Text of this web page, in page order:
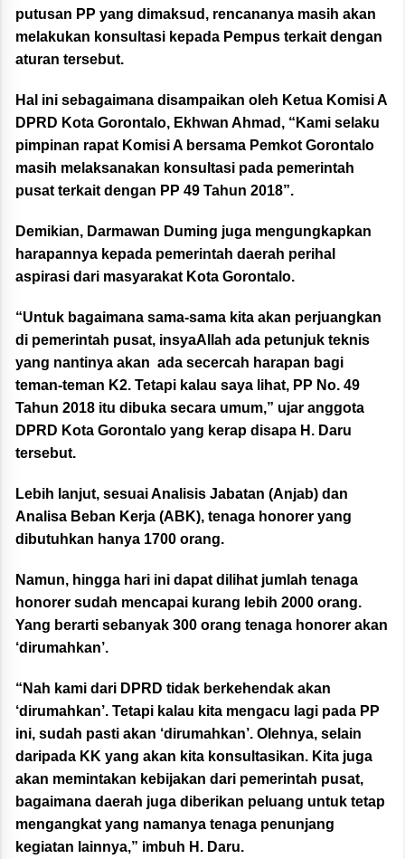
putusan PP yang dimaksud, rencananya masih akan
melakukan konsultasi kepada Pempus terkait dengan
aturan tersebut.
Hal ini sebagaimana disampaikan oleh Ketua Komisi A
DPRD Kota Gorontalo, Ekhwan Ahmad, “Kami selaku
pimpinan rapat Komisi A bersama Pemkot Gorontalo
masih melaksanakan konsultasi pada pemerintah
pusat terkait dengan PP 49 Tahun 2018”.
Demikian, Darmawan Duming juga mengungkapkan
harapannya kepada pemerintah daerah perihal
aspirasi dari masyarakat Kota Gorontalo.
“Untuk bagaimana sama-sama kita akan perjuangkan
di pemerintah pusat, insyaAllah ada petunjuk teknis
yang nantinya akan ada secercah harapan bagi
teman-teman K2. Tetapi kalau saya lihat, PP No. 49
Tahun 2018 itu dibuka secara umum,” ujar anggota
DPRD Kota Gorontalo yang kerap disapa H. Daru
tersebut.
Lebih lanjut, sesuai Analisis Jabatan (Anjab) dan
Analisa Beban Kerja (ABK), tenaga honorer yang
dibutuhkan hanya 1700 orang.
Namun, hingga hari ini dapat dilihat jumlah tenaga
honorer sudah mencapai kurang lebih 2000 orang.
Yang berarti sebanyak 300 orang tenaga honorer akan
‘dirumahkan’.
“Nah kami dari DPRD tidak berkehendak akan
‘dirumahkan’. Tetapi kalau kita mengacu lagi pada PP
ini, sudah pasti akan ‘dirumahkan’. Olehnya, selain
daripada KK yang akan kita konsultasikan. Kita juga
akan memintakan kebijakan dari pemerintah pusat,
bagaimana daerah juga diberikan peluang untuk tetap
mengangkat yang namanya tenaga penunjang
kegiatan lainnya,” imbuh H. Daru.